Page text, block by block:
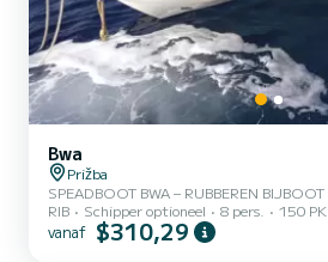
Bwa
Prižba
SPEADBOOT BWA – RUBBEREN BIJBOOT
RIB
Schipper optioneel 8 pers. 150 PK
vanaf $310,29